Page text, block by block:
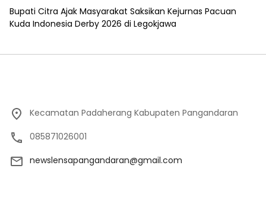
Bupati Citra Ajak Masyarakat Saksikan Kejurnas Pacuan
Kuda Indonesia Derby 2026 di Legokjawa
Kecamatan Padaherang Kabupaten Pangandaran
085871026001
newslensapangandaran@gmail.com